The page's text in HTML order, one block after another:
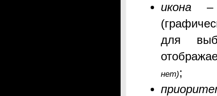
икона –
(
для
нет);